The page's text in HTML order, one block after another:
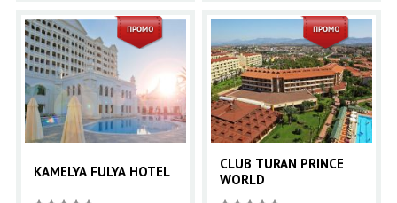
KAMELYA FULYA HOTEL
CLUB TURAN PRINCE
WORLD